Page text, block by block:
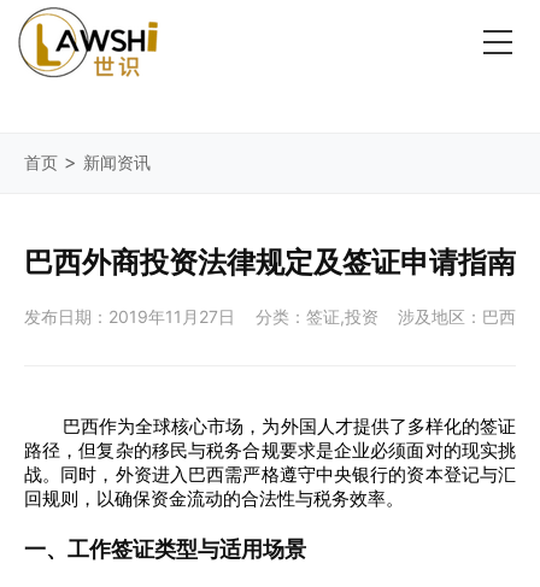
首页 > 新闻资讯
巴西外商投资法律规定及签证申请指南
发布日期：2019年11月27日 分类：签证,投资 涉及地区：巴西
巴西作为全球核心市场，为外国人才提供了多样化的签证
路径，但复杂的移民与税务合规要求是企业必须面对的现实挑
战。同时，外资进入巴西需严格遵守中央银行的资本登记与汇
回规则，以确保资金流动的合法性与税务效率。
一、工作签证类型与适用场景